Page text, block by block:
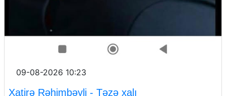
09-08-2026 10:23
Xatirə Rəhimbəyli - Təzə xalı